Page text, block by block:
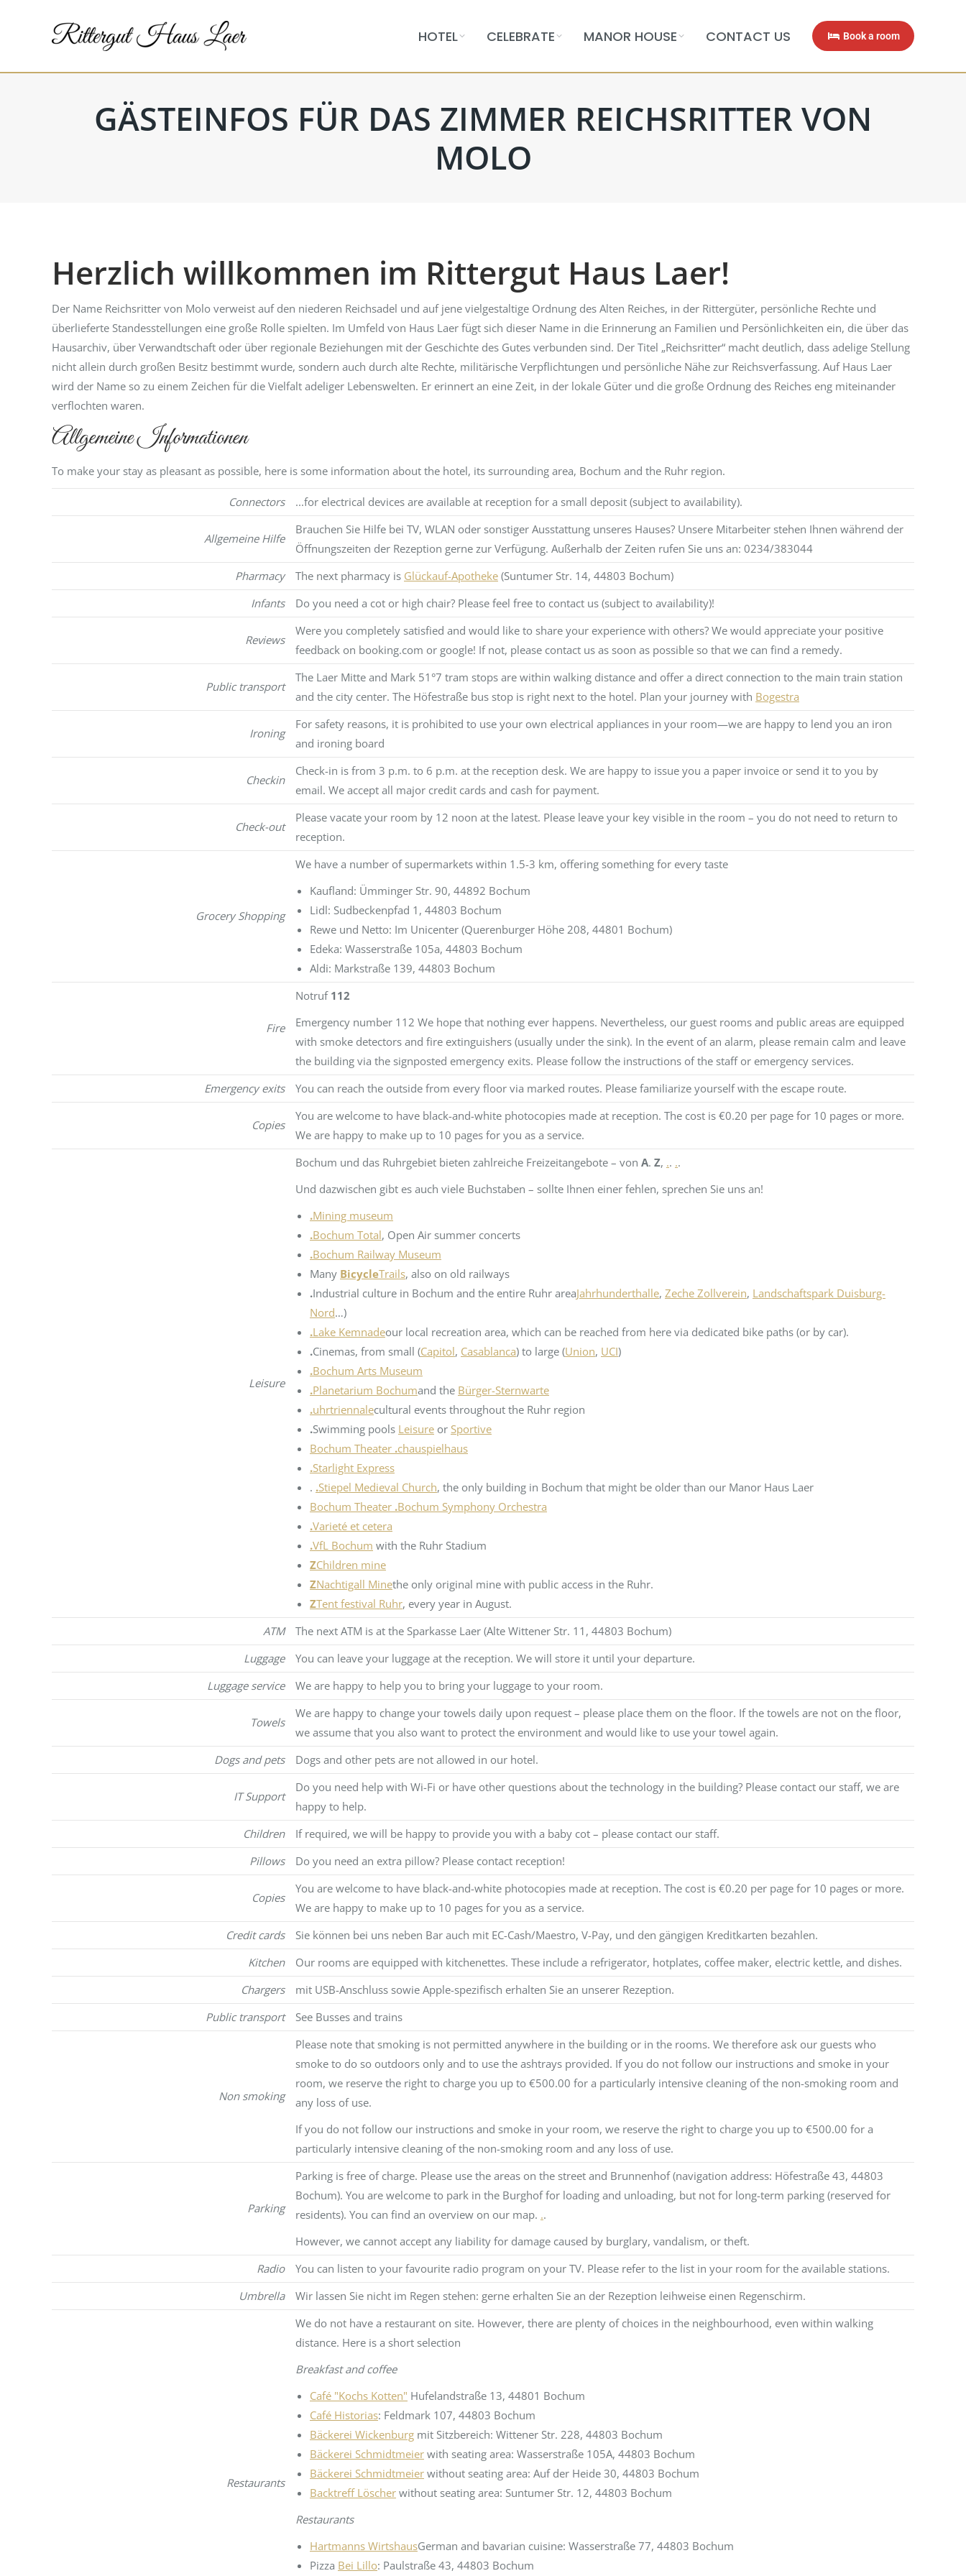
HOTEL CELEBRATE MANOR HOUSE CONTACT US Book a room
GÄSTEINFOS FÜR DAS ZIMMER REICHSRITTER VON
MOLO
Herzlich willkommen im Rittergut Haus Laer!
Der Name Reichsritter von Molo verweist auf den niederen Reichsadel und auf jene vielgestaltige Ordnung des Alten Reiches, in der Rittergüter, persönliche Rechte und
überlieferte Standesstellungen eine große Rolle spielten. Im Umfeld von Haus Laer fügt sich dieser Name in die Erinnerung an Familien und Persönlichkeiten ein, die über das
Hausarchiv, über Verwandtschaft oder über regionale Beziehungen mit der Geschichte des Gutes verbunden sind. Der Titel „Reichsritter“ macht deutlich, dass adelige Stellung
nicht allein durch großen Besitz bestimmt wurde, sondern auch durch alte Rechte, militärische Verpflichtungen und persönliche Nähe zur Reichsverfassung. Auf Haus Laer
wird der Name so zu einem Zeichen für die Vielfalt adeliger Lebenswelten. Er erinnert an eine Zeit, in der lokale Güter und die große Ordnung des Reiches eng miteinander
verflochten waren.
Allgemeine Informationen
To make your stay as pleasant as possible, here is some information about the hotel, its surrounding area, Bochum and the Ruhr region.
Connectors ...for electrical devices are available at reception for a small deposit (subject to availability).
Allgemeine Hilfe
Brauchen Sie Hilfe bei TV, WLAN oder sonstiger Ausstattung unseres Hauses? Unsere Mitarbeiter stehen Ihnen während der
Öffnungszeiten der Rezeption gerne zur Verfügung. Außerhalb der Zeiten rufen Sie uns an: 0234/383044
Pharmacy
The next pharmacy is Glückauf-Apotheke (Suntumer Str. 14, 44803 Bochum)
Infants
Do you need a cot or high chair? Please feel free to contact us (subject to availability)!
Reviews
Were you completely satisfied and would like to share your experience with others? We would appreciate your positive
feedback on booking.com or google! If not, please contact us as soon as possible so that we can find a remedy.
Public transport
The Laer Mitte and Mark 51°7 tram stops are within walking distance and offer a direct connection to the main train station
and the city center. The Höfestraße bus stop is right next to the hotel. Plan your journey with Bogestra
Ironing
For safety reasons, it is prohibited to use your own electrical appliances in your room—we are happy to lend you an iron
and ironing board
Checkin
Check-in is from 3 p.m. to 6 p.m. at the reception desk. We are happy to issue you a paper invoice or send it to you by
email. We accept all major credit cards and cash for payment.
Check-out
Please vacate your room by 12 noon at the latest. Please leave your key visible in the room – you do not need to return to
reception.
Grocery Shopping
We have a number of supermarkets within 1.5-3 km, offering something for every taste
Kaufland: Ümminger Str. 90, 44892 Bochum
Lidl: Sudbeckenpfad 1, 44803 Bochum
Rewe und Netto: Im Unicenter (Querenburger Höhe 208, 44801 Bochum)
Edeka: Wasserstraße 105a, 44803 Bochum
Aldi: Markstraße 139, 44803 Bochum
Fire
Notruf 112
Emergency number 112 We hope that nothing ever happens. Nevertheless, our guest rooms and public areas are equipped
with smoke detectors and fire extinguishers (usually under the sink). In the event of an alarm, please remain calm and leave
the building via the signposted emergency exits. Please follow the instructions of the staff or emergency services.
Emergency exits
You can reach the outside from every floor via marked routes. Please familiarize yourself with the escape route.
Copies
You are welcome to have black-and-white photocopies made at reception. The cost is €0.20 per page for 10 pages or more.
We are happy to make up to 10 pages for you as a service.
Leisure
Bochum und das Ruhrgebiet bieten zahlreiche Freizeitangebote – von A. Z, .. ..
Und dazwischen gibt es auch viele Buchstaben – sollte Ihnen einer fehlen, sprechen Sie uns an!
.Mining museum
.Bochum Total, Open Air summer concerts
.Bochum Railway Museum
Many BicycleTrails, also on old railways
.Industrial culture in Bochum and the entire Ruhr areaJahrhunderthalle, Zeche Zollverein, Landschaftspark Duisburg-
Nord…)
.Lake Kemnadeour local recreation area, which can be reached from here via dedicated bike paths (or by car).
.Cinemas, from small (Capitol, Casablanca) to large (Union, UCI)
.Bochum Arts Museum
.Planetarium Bochumand the Bürger-Sternwarte
.uhrtriennalecultural events throughout the Ruhr region
.Swimming pools Leisure or Sportive
Bochum Theater .chauspielhaus
.Starlight Express
. .Stiepel Medieval Church, the only building in Bochum that might be older than our Manor Haus Laer
Bochum Theater .Bochum Symphony Orchestra
.Varieté et cetera
.VfL Bochum with the Ruhr Stadium
ZChildren mine
ZNachtigall Minethe only original mine with public access in the Ruhr.
ZTent festival Ruhr, every year in August.
ATM
The next ATM is at the Sparkasse Laer (Alte Wittener Str. 11, 44803 Bochum)
Luggage
You can leave your luggage at the reception. We will store it until your departure.
Luggage service
We are happy to help you to bring your luggage to your room.
Towels
We are happy to change your towels daily upon request – please place them on the floor. If the towels are not on the floor,
we assume that you also want to protect the environment and would like to use your towel again.
Dogs and pets
Dogs and other pets are not allowed in our hotel.
IT Support
Do you need help with Wi-Fi or have other questions about the technology in the building? Please contact our staff, we are
happy to help.
Children
If required, we will be happy to provide you with a baby cot – please contact our staff.
Pillows
Do you need an extra pillow? Please contact reception!
Copies
You are welcome to have black-and-white photocopies made at reception. The cost is €0.20 per page for 10 pages or more.
We are happy to make up to 10 pages for you as a service.
Credit cards
Sie können bei uns neben Bar auch mit EC-Cash/Maestro, V-Pay, und den gängigen Kreditkarten bezahlen.
Kitchen
Our rooms are equipped with kitchenettes. These include a refrigerator, hotplates, coffee maker, electric kettle, and dishes.
Chargers
mit USB-Anschluss sowie Apple-spezifisch erhalten Sie an unserer Rezeption.
Public transport
See Busses and trains
Non smoking
Please note that smoking is not permitted anywhere in the building or in the rooms. We therefore ask our guests who
smoke to do so outdoors only and to use the ashtrays provided. If you do not follow our instructions and smoke in your
room, we reserve the right to charge you up to €500.00 for a particularly intensive cleaning of the non-smoking room and
any loss of use.
If you do not follow our instructions and smoke in your room, we reserve the right to charge you up to €500.00 for a
particularly intensive cleaning of the non-smoking room and any loss of use.
Parking
Parking is free of charge. Please use the areas on the street and Brunnenhof (navigation address: Höfestraße 43, 44803
Bochum). You are welcome to park in the Burghof for loading and unloading, but not for long-term parking (reserved for
residents). You can find an overview on our map. ..
However, we cannot accept any liability for damage caused by burglary, vandalism, or theft.
Radio
You can listen to your favourite radio program on your TV. Please refer to the list in your room for the available stations.
Umbrella
Wir lassen Sie nicht im Regen stehen: gerne erhalten Sie an der Rezeption leihweise einen Regenschirm.
Restaurants
We do not have a restaurant on site. However, there are plenty of choices in the neighbourhood, even within walking
distance. Here is a short selection
Breakfast and coffee
Café "Kochs Kotten" Hufelandstraße 13, 44801 Bochum
Café Historias: Feldmark 107, 44803 Bochum
Bäckerei Wickenburg mit Sitzbereich: Wittener Str. 228, 44803 Bochum
Bäckerei Schmidtmeier with seating area: Wasserstraße 105A, 44803 Bochum
Bäckerei Schmidtmeier without seating area: Auf der Heide 30, 44803 Bochum
Backtreff Löscher without seating area: Suntumer Str. 12, 44803 Bochum
Restaurants
Hartmanns WirtshausGerman and bavarian cuisine: Wasserstraße 77, 44803 Bochum
Pizza Bei Lillo: Paulstraße 43, 44803 Bochum